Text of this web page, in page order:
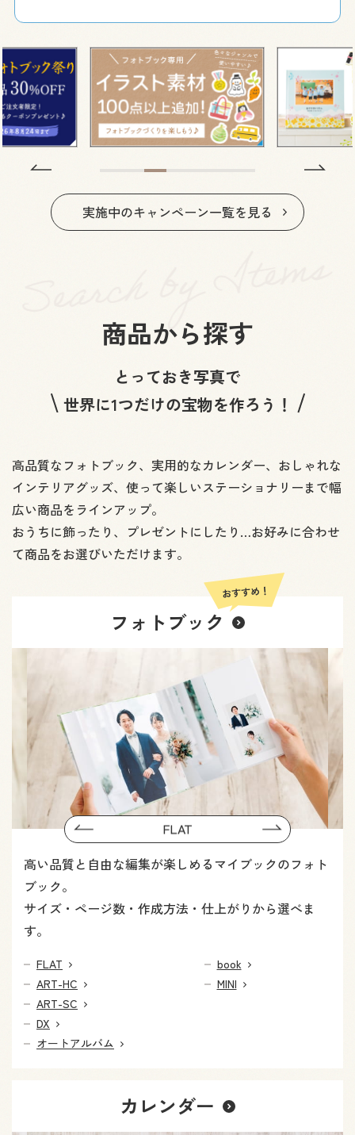
実施中のキャンペーン一覧を見る
商品から探す
とっておき写真で
世界に1つだけの宝物を作ろう！
高品質なフォトブック、実用的なカレンダー、おしゃれな
インテリアグッズ、使って楽しいステーショナリーまで幅
広い商品をラインアップ。
おうちに飾ったり、プレゼントにしたり…お好みに合わせ
て商品をお選びいただけます。
FLAT Next
フォトブック
高い品質と自由な編集が楽しめるマイブックのフォト
ブック。
サイズ・ページ数・作成方法・仕上がりから選べま
す。
FLAT
ART-HC
ART-SC
DX
オートアルバム
book
MINI
カレンダー